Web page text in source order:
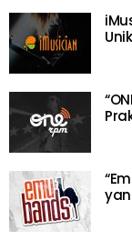
Unik